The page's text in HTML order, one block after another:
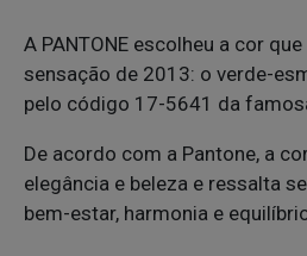
A PANTONE escolheu a cor
sensação de 2013: o verde-
pelo código 17-5641 da
De acordo com a Pantone, a
elegância e beleza e ressalta
bem-estar, harmonia e